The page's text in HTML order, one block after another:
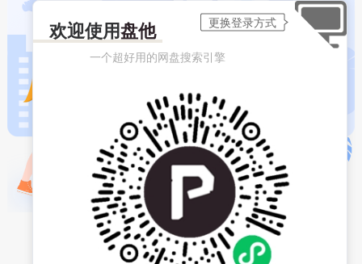
欢迎使用盘他
一个超好用的网盘搜索引擎